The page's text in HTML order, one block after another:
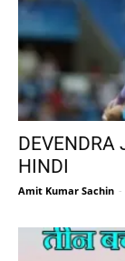
DEVENDRA
HINDI
Amit Kumar Sachin -